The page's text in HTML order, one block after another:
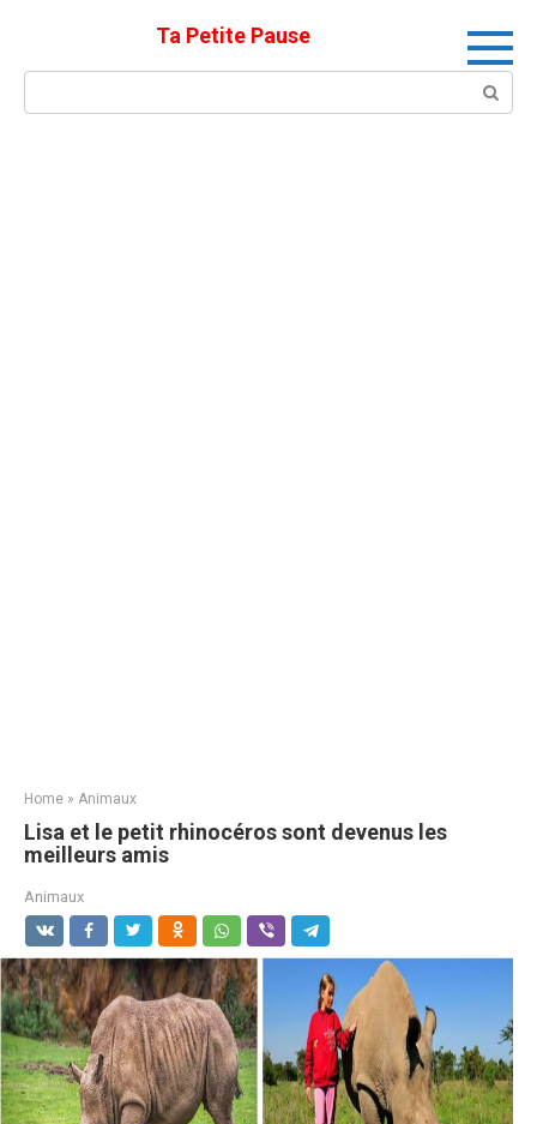
Ta Petite Pause
Search:
Home » Animaux
Lisa et le petit rhinocéros sont devenus les
meilleurs amis
Animaux